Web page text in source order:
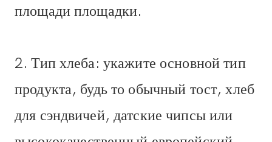
площади площадки.
2. Тип хлеба: укажите основной тип
продукта, будь то обычный тост, хлеб
для сэндвичей, датские чипсы или